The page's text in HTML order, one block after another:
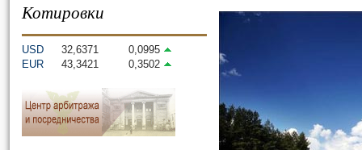
Котировки
USD 32,6371
0,0995
EUR
43,3421 0,3502